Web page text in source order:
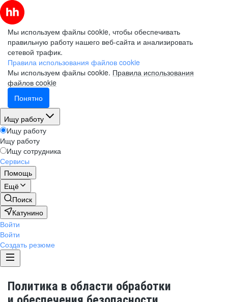
Мы используем файлы cookie, чтобы обеспечивать
правильную работу нашего веб-сайта и анализировать
сетевой трафик.
Правила использования файлов cookie
Мы используем файлы cookie. Правила использования
файлов cookie
Понятно
Ищу работу
Ищу работу
Ищу работу
Ищу сотрудника
Сервисы
Помощь
Ещё
Поиск
Катунино
Войти
Войти
Создать резюме
Политика в области обработки